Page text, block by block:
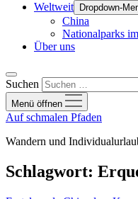
Weltweit
Dropdown-
China
Nationalparks
Über uns
Suchen
Menü öffnen
Auf schmalen Pfaden
Wandern und
Schlagwort: